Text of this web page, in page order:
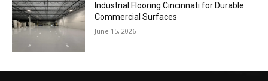
Industrial Flooring Cincinnati for Durable
Commercial Surfaces
June 15, 2026